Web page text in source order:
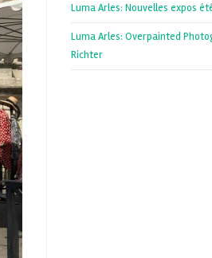
Luma Arles: Nouvelles expos
Luma Arles: Overpainted
Richter